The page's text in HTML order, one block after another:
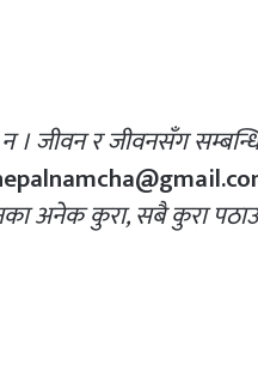
। जीवन र जीवनसँग
अनेक कुरा, सबै कुरा